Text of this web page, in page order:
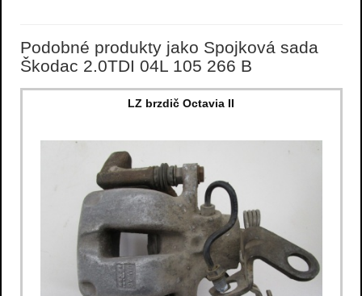
Podobné produkty jako Spojková sada
Škodac 2.0TDI 04L 105 266 B
LZ brzdič Octavia II